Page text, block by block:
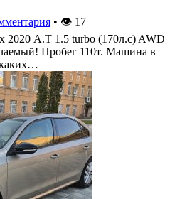
• 👁 17
2020 А.Т 1.5 turbo (170л.с) AWD
Пробег 110т. Машина в